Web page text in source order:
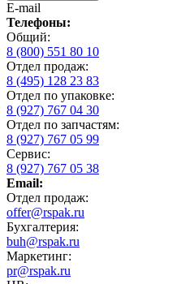
E-mail
Телефоны:
Общий:
8 (800) 551 80 10
Отдел продаж:
8 (495) 128 23 83
Отдел по упаковке:
8 (927) 767 04 30
Отдел по запчастям:
8 (927) 767 05 99
Сервис:
8 (927) 767 05 38
Email:
Отдел продаж:
offer@rspak.ru
Бухгалтерия:
buh@rspak.ru
Маркетинг:
pr@rspak.ru